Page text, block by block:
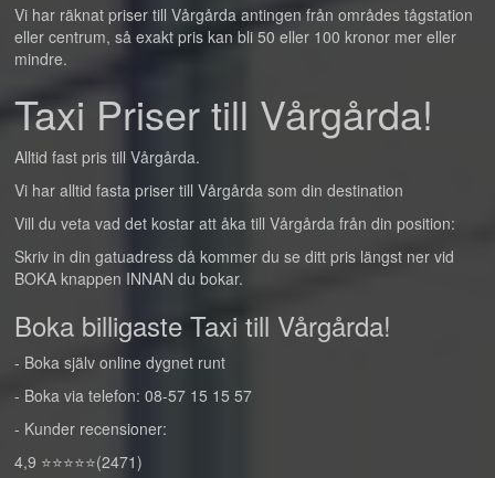
Vi har räknat priser till Vårgårda antingen från områdes tågstation
eller centrum, så exakt pris kan bli 50 eller 100 kronor mer eller
mindre.
Taxi Priser till Vårgårda!
Alltid fast pris till Vårgårda.
Vi har alltid fasta priser till Vårgårda som din destination
Vill du veta vad det kostar att åka till Vårgårda från din position:
Skriv in din gatuadress då kommer du se ditt pris längst ner vid
BOKA knappen INNAN du bokar.
Boka billigaste Taxi till Vårgårda!
- Boka själv online dygnet runt
- Boka via telefon: 08-57 15 15 57
- Kunder recensioner:
4,9 ⭐⭐⭐⭐⭐(2471)